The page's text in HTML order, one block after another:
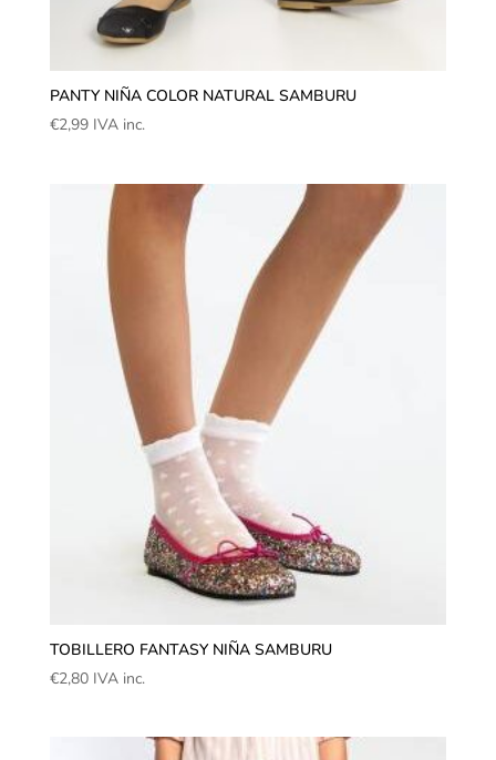
PANTY NIÑA COLOR NATURAL SAMBURU
€2,99 IVA inc.
TOBILLERO FANTASY NIÑA SAMBURU
€2,80 IVA inc.